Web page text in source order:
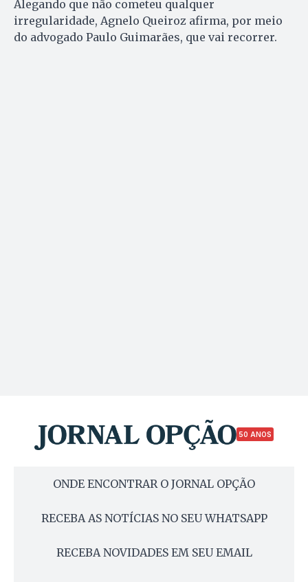
Alegando que não cometeu qualquer
irregularidade, Agnelo Queiroz afirma, por meio
do advogado Paulo Guimarães, que vai recorrer.
50 ANOS
ONDE ENCONTRAR O JORNAL OPÇÃO
RECEBA AS NOTÍCIAS NO SEU WHATSAPP
RECEBA NOVIDADES EM SEU EMAIL